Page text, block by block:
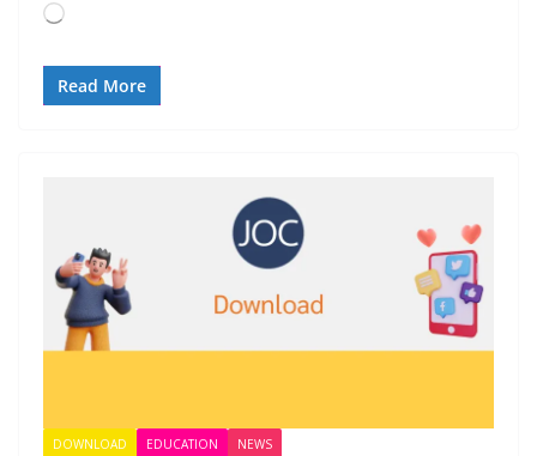
Loading…
Read More
DOWNLOAD EDUCATION NEWS